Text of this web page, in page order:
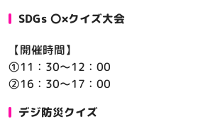
SDGs 〇×クイズ大会
【開催時間】
①11：30～12：00
②16：30～17：00
デジ防災クイズ